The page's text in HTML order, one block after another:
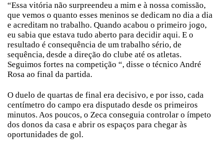
“Essa vitória não surpreendeu a mim e à nossa comissão,
que vemos o quanto esses meninos se dedicam no dia a dia
e acreditam no trabalho. Quando acabou o primeiro jogo,
eu sabia que estava tudo aberto para decidir aqui. E o
resultado é consequência de um trabalho sério, de
sequência, desde a direção do clube até os atletas.
Seguimos fortes na competição “, disse o técnico André
Rosa ao final da partida.
O duelo de quartas de final era decisivo, e por isso, cada
centímetro do campo era disputado desde os primeiros
minutos. Aos poucos, o Zeca conseguia controlar o ímpeto
dos donos da casa e abrir os espaços para chegar às
oportunidades de gol.